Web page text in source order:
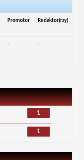
Promotor Redaktor(rzy)
- -
1
1